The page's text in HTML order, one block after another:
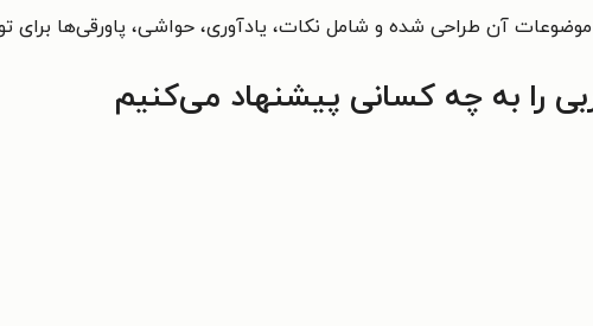
آن طراحی شده و شامل نکات، یادآوری، حواشی، پاورقی‌ها
را به چه کسانی پیشنهاد می‌کنیم